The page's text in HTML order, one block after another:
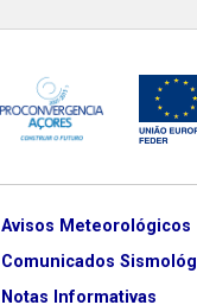
Avisos Meteorológicos
Comunicados
Notas Informativas